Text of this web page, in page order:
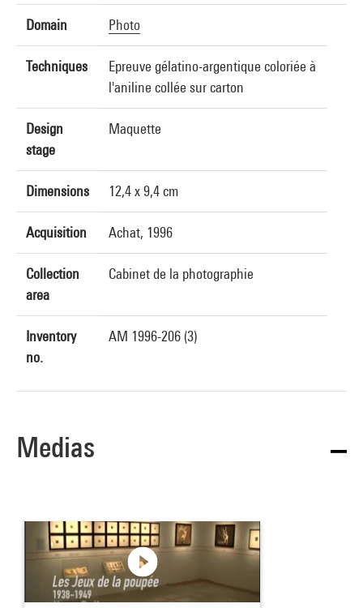
Domain Photo
Techniques
Epreuve gélatino-argentique coloriée à
l'aniline collée sur carton
Design
stage
Maquette
Dimensions 12,4 x 9,4 cm
Acquisition Achat, 1996
Collection
area
Cabinet de la photographie
Inventory
no.
AM 1996-206 (3)
Medias